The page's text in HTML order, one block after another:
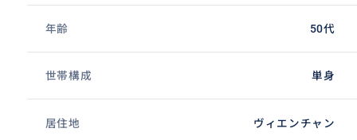
年齢 50代
世帯構成 単身
居住地 ヴィエンチャン